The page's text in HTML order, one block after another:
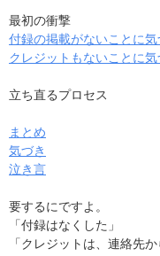
最初の衝撃
付録の掲載がないことに気
クレジットもないことに気
立ち直るプロセス
まとめ
気づき
泣き言
要するにですよ。
「付録はなくした」
「クレジットは、連絡先